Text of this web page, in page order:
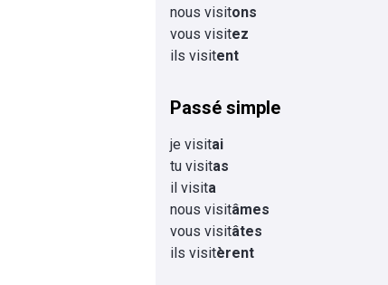
nous visitons
vous visitez
ils visitent
Passé simple
je visitai
tu visitas
il visita
nous visitâmes
vous visitâtes
ils visitèrent